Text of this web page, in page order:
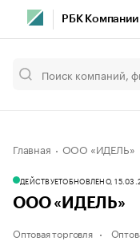
РБК Компании
Главная ООО «ИДЕЛЬ»
ДЕЙСТВУЕТОБНОВЛЕНО,
ООО «ИДЕЛЬ»
Оптовая торговля